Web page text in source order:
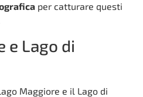
per catturare questi
e Lago di
Maggiore e il Lago di